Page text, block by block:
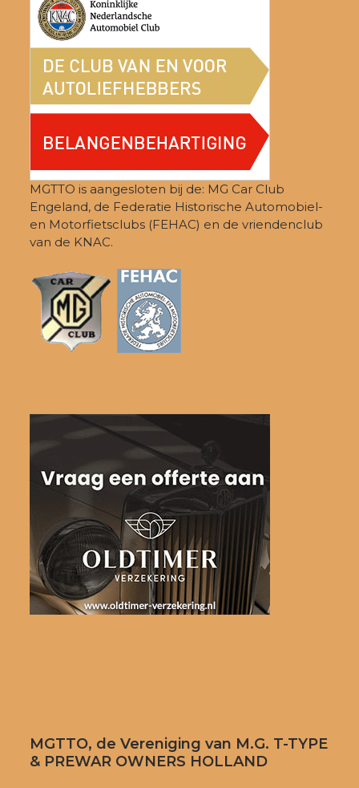
MGTTO is aangesloten bij de: MG Car Club
Engeland, de Federatie Historische Automobiel-
en Motorfietsclubs (FEHAC) en de vriendenclub
van de KNAC.
MGTTO, de Vereniging van M.G. T-TYPE
& PREWAR OWNERS HOLLAND